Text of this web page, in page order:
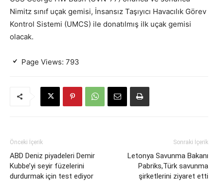
Nimitz sınıf uçak gemisi, İnsansız Taşıyıcı Havacılık Görev
Kontrol Sistemi (UMCS) ile donatılmış ilk uçak gemisi
olacak.
Page Views: 793
Önceki İçerik
ABD Deniz piyadeleri Demir
Kubbe’yi seyir füzelerini
durdurmak için test ediyor
Sonraki İçerik
Letonya Savunma Bakanı
Pabriks​​​​​​​,Türk savunma
şirketlerini ziyaret etti